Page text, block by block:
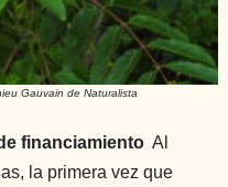
Gauvain de Naturalista
financiamiento Al
la primera vez que